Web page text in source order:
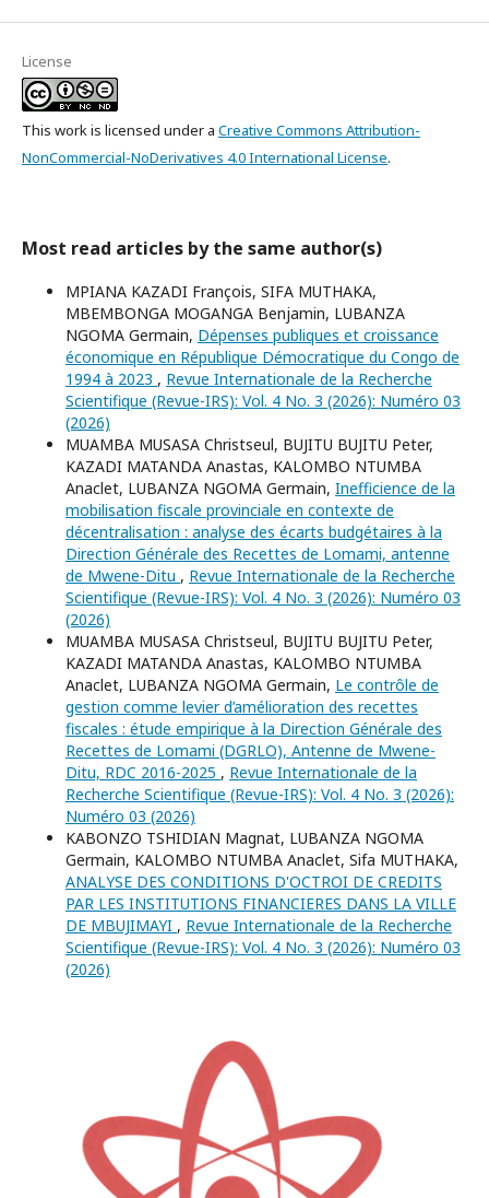
License
This work is licensed under a Creative Commons Attribution-
NonCommercial-NoDerivatives 4.0 International License.
Most read articles by the same author(s)
MPIANA KAZADI François, SIFA MUTHAKA,
MBEMBONGA MOGANGA Benjamin, LUBANZA
NGOMA Germain, Dépenses publiques et croissance
économique en République Démocratique du Congo de
1994 à 2023 , Revue Internationale de la Recherche
Scientifique (Revue-IRS): Vol. 4 No. 3 (2026): Numéro 03
(2026)
MUAMBA MUSASA Christseul, BUJITU BUJITU Peter,
KAZADI MATANDA Anastas, KALOMBO NTUMBA
Anaclet, LUBANZA NGOMA Germain, Inefficience de la
mobilisation fiscale provinciale en contexte de
décentralisation : analyse des écarts budgétaires à la
Direction Générale des Recettes de Lomami, antenne
de Mwene-Ditu , Revue Internationale de la Recherche
Scientifique (Revue-IRS): Vol. 4 No. 3 (2026): Numéro 03
(2026)
MUAMBA MUSASA Christseul, BUJITU BUJITU Peter,
KAZADI MATANDA Anastas, KALOMBO NTUMBA
Anaclet, LUBANZA NGOMA Germain, Le contrôle de
gestion comme levier d’amélioration des recettes
fiscales : étude empirique à la Direction Générale des
Recettes de Lomami (DGRLO), Antenne de Mwene-
Ditu, RDC 2016-2025 , Revue Internationale de la
Recherche Scientifique (Revue-IRS): Vol. 4 No. 3 (2026):
Numéro 03 (2026)
KABONZO TSHIDIAN Magnat, LUBANZA NGOMA
Germain, KALOMBO NTUMBA Anaclet, Sifa MUTHAKA,
ANALYSE DES CONDITIONS D'OCTROI DE CREDITS
PAR LES INSTITUTIONS FINANCIERES DANS LA VILLE
DE MBUJIMAYI , Revue Internationale de la Recherche
Scientifique (Revue-IRS): Vol. 4 No. 3 (2026): Numéro 03
(2026)